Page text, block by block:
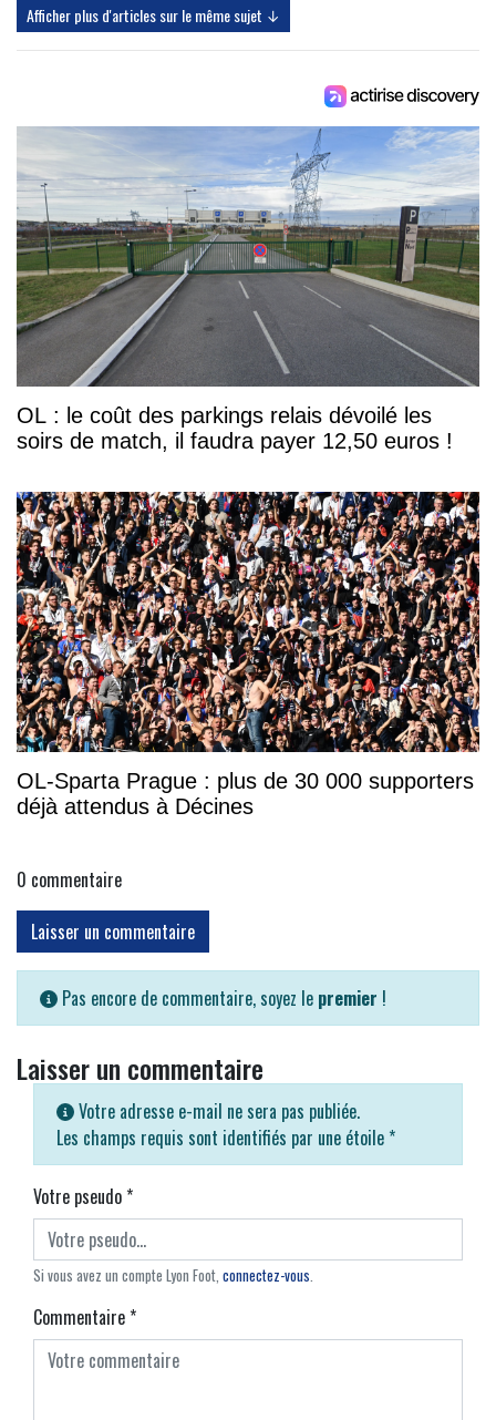
Afficher plus d'articles sur le même sujet ↓
OL : le coût des parkings relais dévoilé les
soirs de match, il faudra payer 12,50 euros !
OL-Sparta Prague : plus de 30 000 supporters
déjà attendus à Décines
0 commentaire
Laisser un commentaire
Pas encore de commentaire, soyez le premier !
Laisser un commentaire
Votre adresse e-mail ne sera pas publiée.
Les champs requis sont identifiés par une étoile *
Votre pseudo*
Si vous avez un compte Lyon Foot, connectez-vous
Commentaire*